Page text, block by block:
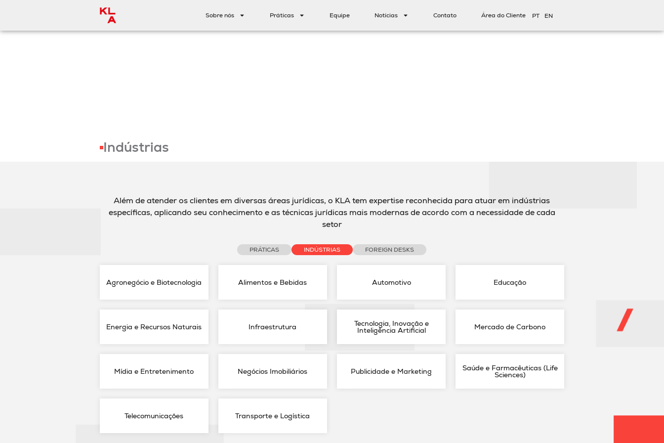
Sobre nós Práticas Equipe Notícias Contato Área do Cliente PT EN
Indústrias
Além de atender os clientes em diversas áreas jurídicas, o KLA tem expertise reconhecida para atuar em indústrias
específicas, aplicando seu conhecimento e as técnicas jurídicas mais modernas de acordo com a necessidade de cada
setor
PRÁTICAS INDÚSTRIAS FOREIGN DESKS
Agronegócio e Biotecnologia Alimentos e Bebidas Automotivo Educação
Energia e Recursos Naturais Infraestrutura Tecnologia, Inovação e
Inteligência Artificial Mercado de Carbono
Mídia e Entretenimento Negócios Imobiliários Publicidade e Marketing Saúde e Farmacêuticas (Life
Sciences)
Telecomunicações Transporte e Logística